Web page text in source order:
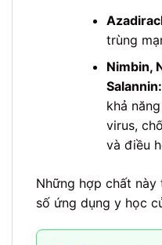
trùng
Nimbin,
Salannin:
khả
virus,
và điều
Những hợp chất
số ứng dụng y học